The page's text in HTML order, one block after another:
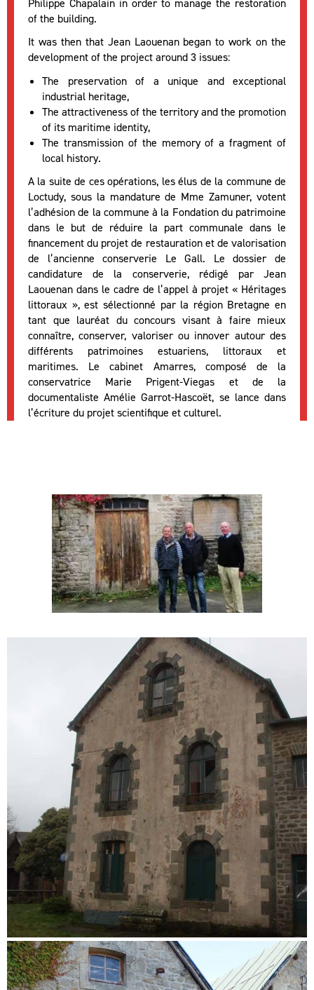
Philippe Chapalain in order to manage the restoration
of the building.
It was then that Jean Laouenan began to work on the
development of the project around 3 issues:
The preservation of a unique and exceptional
industrial heritage,
The attractiveness of the territory and the promotion
of its maritime identity,
The transmission of the memory of a fragment of
local history.
A la suite de ces opérations, les élus de la commune de
Loctudy, sous la mandature de Mme Zamuner, votent
l’adhésion de la commune à la Fondation du patrimoine
dans le but de réduire la part communale dans le
financement du projet de restauration et de valorisation
de l’ancienne conserverie Le Gall. Le dossier de
candidature de la conserverie, rédigé par Jean
Laouenan dans le cadre de l’appel à projet « Héritages
littoraux », est sélectionné par la région Bretagne en
tant que lauréat du concours visant à faire mieux
connaître, conserver, valoriser ou innover autour des
différents patrimoines estuariens, littoraux et
maritimes. Le cabinet Amarres, composé de la
conservatrice Marie Prigent-Viegas et de la
documentaliste Amélie Garrot-Hascoët, se lance dans
l’écriture du projet scientifique et culturel.